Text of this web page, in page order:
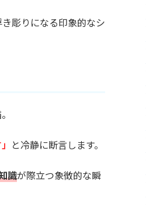
彫りになる印象的なシ
と冷静に断言します。
識が際立つ象徴的な瞬